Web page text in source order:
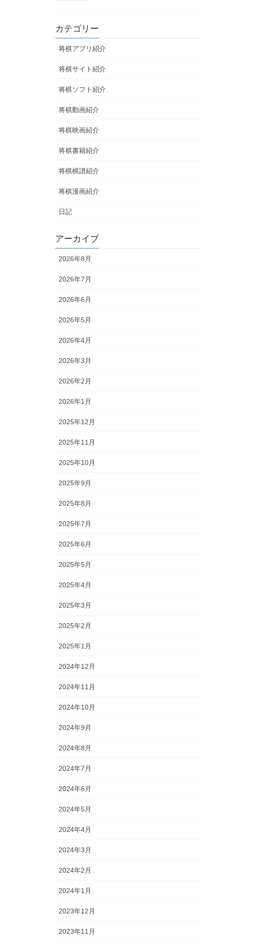
カテゴリー
将棋アプリ紹介
将棋サイト紹介
将棋ソフト紹介
将棋動画紹介
将棋映画紹介
将棋書籍紹介
将棋棋譜紹介
将棋漫画紹介
日記
アーカイブ
2026年8月
2026年7月
2026年6月
2026年5月
2026年4月
2026年3月
2026年2月
2026年1月
2025年12月
2025年11月
2025年10月
2025年9月
2025年8月
2025年7月
2025年6月
2025年5月
2025年4月
2025年3月
2025年2月
2025年1月
2024年12月
2024年11月
2024年10月
2024年9月
2024年8月
2024年7月
2024年6月
2024年5月
2024年4月
2024年3月
2024年2月
2024年1月
2023年12月
2023年11月